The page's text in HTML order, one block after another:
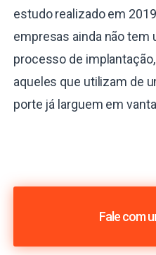
estudo realizado em
empresas ainda não tem
processo de
aqueles que utilizam de
porte já larguem em
Fale com